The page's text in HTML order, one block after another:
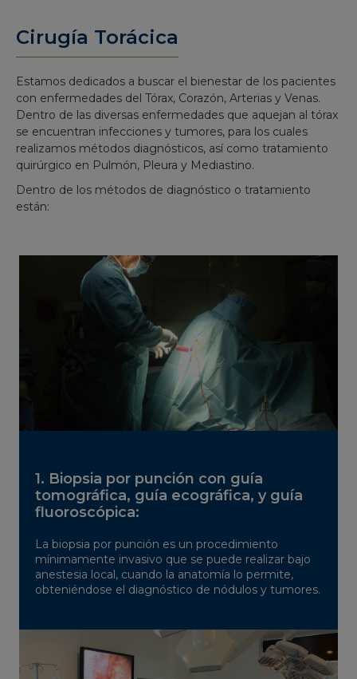
Cirugía Torácica
Estamos dedicados a buscar el bienestar de los pacientes
con enfermedades del Tórax, Corazón, Arterias y Venas.
Dentro de las diversas enfermedades que aquejan al tórax
se encuentran infecciones y tumores, para los cuales
realizamos métodos diagnósticos, así como tratamiento
quirúrgico en Pulmón, Pleura y Mediastino.
Dentro de los métodos de diagnóstico o tratamiento
están:
1. Biopsia por punción con guía
tomográfica, guía ecográfica, y guía
fluoroscópica:
La biopsia por punción es un procedimiento
mínimamente invasivo que se puede realizar bajo
anestesia local, cuando la anatomía lo permite,
obteniéndose el diagnóstico de nódulos y tumores.